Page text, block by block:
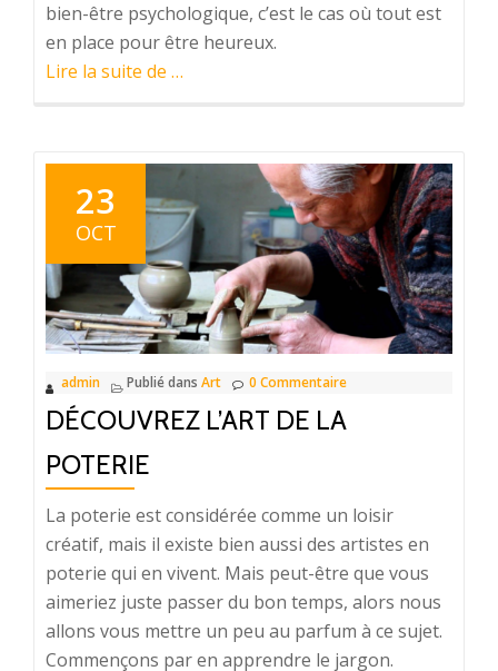
bien-être psychologique, c’est le cas où tout est
en place pour être heureux.
Lire la suite de à
par
des
solutions
naturelles
…
23
OCT
admin Publié dans Art 0 Commentaire
DÉCOUVREZ L’ART DE LA
POTERIE
La poterie est considérée comme un loisir
créatif, mais il existe bien aussi des artistes en
poterie qui en vivent. Mais peut-être que vous
aimeriez juste passer du bon temps, alors nous
allons vous mettre un peu au parfum à ce sujet.
Commençons par en apprendre le jargon.